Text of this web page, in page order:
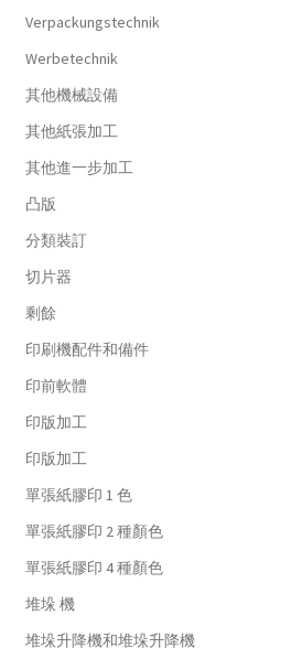
Verpackungstechnik
Werbetechnik
其他機械設備
其他紙張加工
其他進一步加工
凸版
分類裝訂
切片器
剩餘
印刷機配件和備件
印前軟體
印版加工
印版加工
單張紙膠印 1 色
單張紙膠印 2 種顏色
單張紙膠印 4 種顏色
堆垛 機
堆垛升降機和堆垛升降機